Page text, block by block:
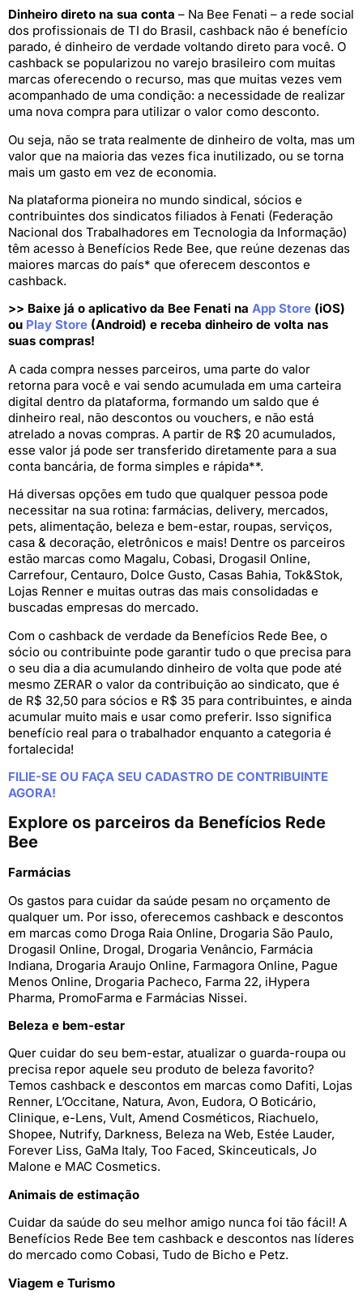
Dinheiro direto na sua conta – Na Bee Fenati – a rede social
dos profissionais de TI do Brasil, cashback não é benefício
parado, é dinheiro de verdade voltando direto para você. O
cashback se popularizou no varejo brasileiro com muitas
marcas oferecendo o recurso, mas que muitas vezes vem
acompanhado de uma condição: a necessidade de realizar
uma nova compra para utilizar o valor como desconto.
Ou seja, não se trata realmente de dinheiro de volta, mas um
valor que na maioria das vezes fica inutilizado, ou se torna
mais um gasto em vez de economia.
Na plataforma pioneira no mundo sindical, sócios e
contribuintes dos sindicatos filiados à Fenati (Federação
Nacional dos Trabalhadores em Tecnologia da Informação)
têm acesso à Benefícios Rede Bee, que reúne dezenas das
maiores marcas do país* que oferecem descontos e
cashback.
>> Baixe já o aplicativo da Bee Fenati na App Store (iOS)
ou Play Store (Android) e receba dinheiro de volta nas
suas compras!
A cada compra nesses parceiros, uma parte do valor
retorna para você e vai sendo acumulada em uma carteira
digital dentro da plataforma, formando um saldo que é
dinheiro real, não descontos ou vouchers, e não está
atrelado a novas compras. A partir de R$ 20 acumulados,
esse valor já pode ser transferido diretamente para a sua
conta bancária, de forma simples e rápida**.
Há diversas opções em tudo que qualquer pessoa pode
necessitar na sua rotina: farmácias, delivery, mercados,
pets, alimentação, beleza e bem-estar, roupas, serviços,
casa & decoração, eletrônicos e mais! Dentre os parceiros
estão marcas como Magalu, Cobasi, Drogasil Online,
Carrefour, Centauro, Dolce Gusto, Casas Bahia, Tok&Stok,
Lojas Renner e muitas outras das mais consolidadas e
buscadas empresas do mercado.
Com o cashback de verdade da Benefícios Rede Bee, o
sócio ou contribuinte pode garantir tudo o que precisa para
o seu dia a dia acumulando dinheiro de volta que pode até
mesmo ZERAR o valor da contribuição ao sindicato, que é
de R$ 32,50 para sócios e R$ 35 para contribuintes, e ainda
acumular muito mais e usar como preferir. Isso significa
benefício real para o trabalhador enquanto a categoria é
fortalecida!
FILIE-SE OU FAÇA SEU CADASTRO DE CONTRIBUINTE
AGORA!
Explore os parceiros da Benefícios Rede
Bee
Farmácias
Os gastos para cuidar da saúde pesam no orçamento de
qualquer um. Por isso, oferecemos cashback e descontos
em marcas como Droga Raia Online, Drogaria São Paulo,
Drogasil Online, Drogal, Drogaria Venâncio, Farmácia
Indiana, Drogaria Araujo Online, Farmagora Online, Pague
Menos Online, Drogaria Pacheco, Farma 22, iHypera
Pharma, PromoFarma e Farmácias Nissei.
Beleza e bem-estar
Quer cuidar do seu bem-estar, atualizar o guarda-roupa ou
precisa repor aquele seu produto de beleza favorito?
Temos cashback e descontos em marcas como Dafiti, Lojas
Renner, L’Occitane, Natura, Avon, Eudora, O Boticário,
Clinique, e-Lens, Vult, Amend Cosméticos, Riachuelo,
Shopee, Nutrify, Darkness, Beleza na Web, Estée Lauder,
Forever Liss, GaMa Italy, Too Faced, Skinceuticals, Jo
Malone e MAC Cosmetics.
Animais de estimação
Cuidar da saúde do seu melhor amigo nunca foi tão fácil! A
Benefícios Rede Bee tem cashback e descontos nas líderes
do mercado como Cobasi, Tudo de Bicho e Petz.
Viagem e Turismo